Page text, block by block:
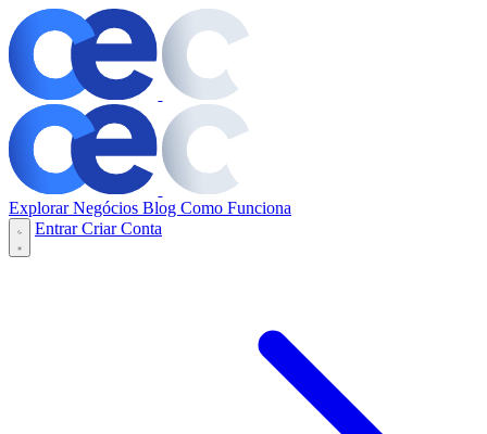
Explorar Negócios Blog Como Funciona
EntrarCriar Conta